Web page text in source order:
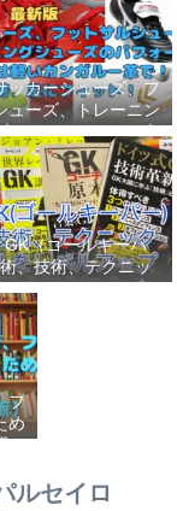
カーシューズ、フ
ューズ、トレーニン
のパフォーマンス向
ンガルー革で！痛み
足にフィット！
（ゴールキーパ
、技術、テクニッ
ルをレベルアップし
練習メニューなど
者おすすめ本 11
選
フ
め
ルセイロ